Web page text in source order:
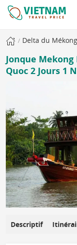
Delta du
Jonque Mekong
Quoc 2 Jours 1
Descriptif